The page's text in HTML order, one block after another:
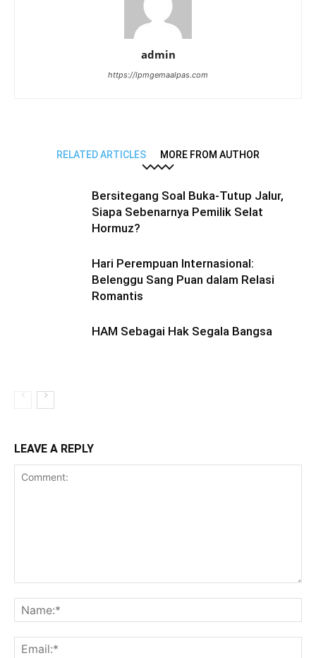
admin
https://lpmgemaalpas.com
RELATED ARTICLES MORE FROM AUTHOR
Bersitegang Soal Buka-Tutup Jalur,
Siapa Sebenarnya Pemilik Selat
Hormuz?
Hari Perempuan Internasional:
Belenggu Sang Puan dalam Relasi
Romantis
HAM Sebagai Hak Segala Bangsa
LEAVE A REPLY